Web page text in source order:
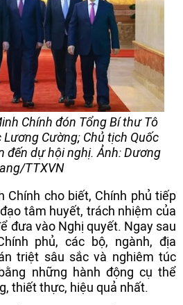
Chính đón Tổng Bí thư Tô
Cường; Chủ tịch Quốc
đến dự hội nghị. Ảnh: Dương
TTXVN
Chính cho biết, Chính phủ tiếp
tâm huyết, trách nhiệm của
đưa vào Nghị quyết. Ngay sau
phủ, các bộ, ngành, địa
triệt sâu sắc và nghiêm túc
những hành động cụ thể
thiết thực, hiệu quả nhất.